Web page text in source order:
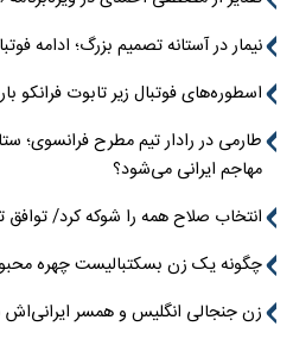
نیمار در آستانه تصمیم بزرگ؛ ادامه
اسطوره‌های فوتبال زیر تابوت فرانکو
طارمی در رادار تیم مطرح فرانسوی؛
مهاجم ایرانی می‌شود؟
انتخاب صلاح همه را شوکه کرد/ توافق
چگونه یک زن بسکتبالیست چهره
زن جنجالی انگلیس و همسر ایرانی‌اش